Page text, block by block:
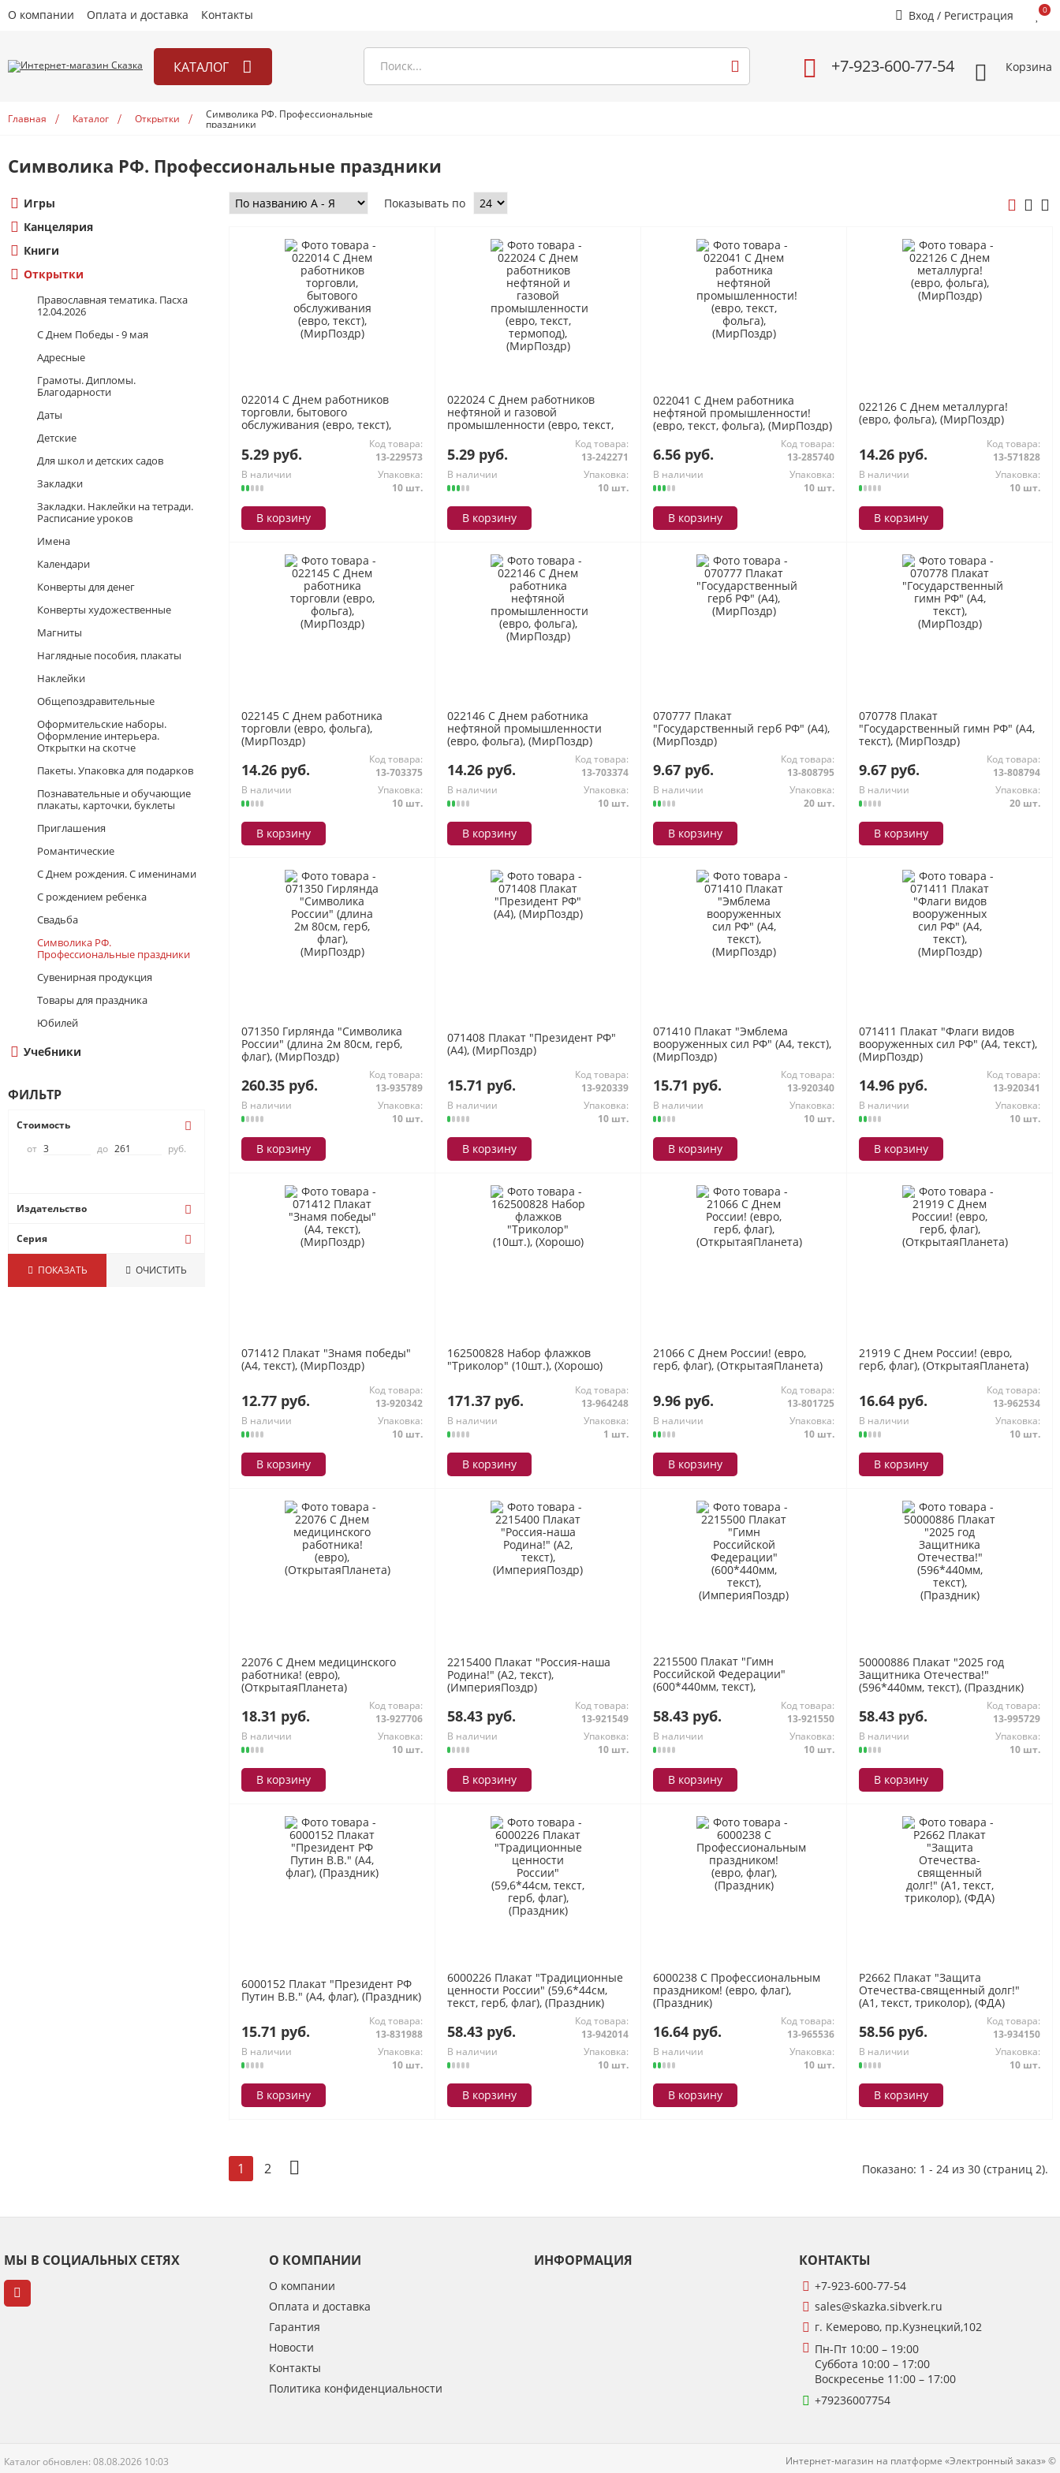
О компании Оплата и доставка Контакты Вход / Регистрация 0
КАТАЛОГ
Книги
Учебники
+7-923-600-77-54 Корзина
Главная Каталог Открытки Символика РФ. Профессиональные
праздники
Символика РФ. Профессиональные праздники
Игры
Канцелярия
Книги
Открытки
Православная тематика. Пасха
12.04.2026
С Днем Победы - 9 мая
Адресные
Грамоты. Дипломы.
Благодарности
Даты
Детские
Для школ и детских садов
Закладки
Закладки. Наклейки на тетради.
Расписание уроков
Имена
Календари
Конверты для денег
Конверты художественные
Магниты
Наглядные пособия, плакаты
Наклейки
Общепоздравительные
Оформительские наборы.
Оформление интерьера.
Открытки на скотче
Пакеты. Упаковка для подарков
Познавательные и обучающие
плакаты, карточки, буклеты
Приглашения
Романтические
С Днем рождения. С именинами
С рождением ребенка
Свадьба
Символика РФ.
Профессиональные праздники
Сувенирная продукция
Товары для праздника
Юбилей
Учебники
ФИЛЬТР
Стоимость
от
до руб.
Издательство
Серия
ПОКАЗАТЬ ОЧИСТИТЬ
Показывать по
022014 С Днем работников
торговли, бытового
обслуживания (евро, текст),
5.29 руб.
Код товара:
13-229573
В наличии
Упаковка:
10 шт.
В корзину
022024 С Днем работников
нефтяной и газовой
промышленности (евро, текст,
5.29 руб.
Код товара:
13-242271
В наличии
Упаковка:
10 шт.
В корзину
022041 С Днем работника
нефтяной промышленности!
(евро, текст, фольга), (МирПоздр)
6.56 руб.
Код товара:
13-285740
В наличии
Упаковка:
10 шт.
В корзину
022126 С Днем металлурга!
(евро, фольга), (МирПоздр)
14.26 руб.
Код товара:
13-571828
В наличии
Упаковка:
10 шт.
В корзину
022145 С Днем работника
торговли (евро, фольга),
(МирПоздр)
14.26 руб.
Код товара:
13-703375
В наличии
Упаковка:
10 шт.
В корзину
022146 С Днем работника
нефтяной промышленности
(евро, фольга), (МирПоздр)
14.26 руб.
Код товара:
13-703374
В наличии
Упаковка:
10 шт.
В корзину
070777 Плакат
"Государственный герб РФ" (А4),
(МирПоздр)
9.67 руб.
Код товара:
13-808795
В наличии
Упаковка:
20 шт.
В корзину
070778 Плакат
"Государственный гимн РФ" (А4,
текст), (МирПоздр)
9.67 руб.
Код товара:
13-808794
В наличии
Упаковка:
20 шт.
В корзину
071350 Гирлянда "Символика
России" (длина 2м 80см, герб,
флаг), (МирПоздр)
260.35 руб.
Код товара:
13-935789
В наличии
Упаковка:
10 шт.
В корзину
071408 Плакат "Президент РФ"
(А4), (МирПоздр)
15.71 руб.
Код товара:
13-920339
В наличии
Упаковка:
10 шт.
В корзину
071410 Плакат "Эмблема
вооруженных сил РФ" (А4, текст),
(МирПоздр)
15.71 руб.
Код товара:
13-920340
В наличии
Упаковка:
10 шт.
В корзину
071411 Плакат "Флаги видов
вооруженных сил РФ" (А4, текст),
(МирПоздр)
14.96 руб.
Код товара:
13-920341
В наличии
Упаковка:
10 шт.
В корзину
071412 Плакат "Знамя победы"
(А4, текст), (МирПоздр)
12.77 руб.
Код товара:
13-920342
В наличии
Упаковка:
10 шт.
В корзину
162500828 Набор флажков
"Триколор" (10шт.), (Хорошо)
171.37 руб.
Код товара:
13-964248
В наличии
Упаковка:
1 шт.
В корзину
21066 С Днем России! (евро,
герб, флаг), (ОткрытаяПланета)
9.96 руб.
Код товара:
13-801725
В наличии
Упаковка:
10 шт.
В корзину
21919 С Днем России! (евро,
герб, флаг), (ОткрытаяПланета)
16.64 руб.
Код товара:
13-962534
В наличии
Упаковка:
10 шт.
В корзину
22076 С Днем медицинского
работника! (евро),
(ОткрытаяПланета)
18.31 руб.
Код товара:
13-927706
В наличии
Упаковка:
10 шт.
В корзину
2215400 Плакат "Россия-наша
Родина!" (А2, текст),
(ИмперияПоздр)
58.43 руб.
Код товара:
13-921549
В наличии
Упаковка:
10 шт.
В корзину
2215500 Плакат "Гимн
Российской Федерации"
(600*440мм, текст),
58.43 руб.
Код товара:
13-921550
В наличии
Упаковка:
10 шт.
В корзину
50000886 Плакат "2025 год
Защитника Отечества!"
(596*440мм, текст), (Праздник)
58.43 руб.
Код товара:
13-995729
В наличии
Упаковка:
10 шт.
В корзину
6000152 Плакат "Президент РФ
Путин В.В." (А4, флаг), (Праздник)
15.71 руб.
Код товара:
13-831988
В наличии
Упаковка:
10 шт.
В корзину
6000226 Плакат "Традиционные
ценности России" (59,6*44см,
текст, герб, флаг), (Праздник)
58.43 руб.
Код товара:
13-942014
В наличии
Упаковка:
10 шт.
В корзину
6000238 С Профессиональным
праздником! (евро, флаг),
(Праздник)
16.64 руб.
Код товара:
13-965536
В наличии
Упаковка:
10 шт.
В корзину
P2662 Плакат "Защита
Отечества-священный долг!"
(А1, текст, триколор), (ФДА)
58.56 руб.
Код товара:
13-934150
В наличии
Упаковка:
10 шт.
В корзину
1 2 Показано: 1 - 24 из 30 (страниц 2).
МЫ В СОЦИАЛЬНЫХ СЕТЯХ О КОМПАНИИ
О компании
Оплата и доставка
Гарантия
Новости
Контакты
Политика конфиденциальности
ИНФОРМАЦИЯ КОНТАКТЫ
+7-923-600-77-54
sales@skazka.sibverk.ru
г. Кемерово, пр.Кузнецкий,102
Пн-Пт 10:00 – 19:00
Суббота 10:00 – 17:00
Воскресенье 11:00 – 17:00
+79236007754
Каталог обновлен: 08.08.2026 10:03 Интернет-магазин на платформе «Электронный заказ» ©